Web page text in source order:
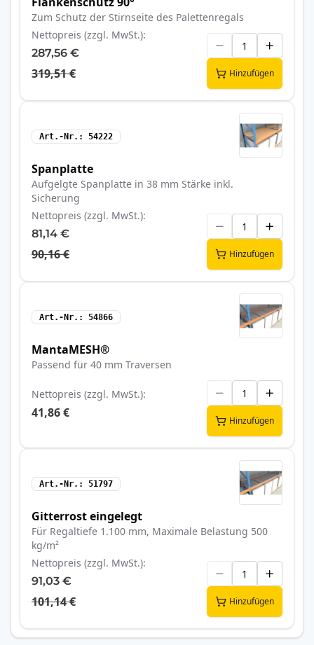
Zum Schutz der Stirnseite des Palettenregals
Nettopreis (zzgl. MwSt.)
287,56 €
319,51 € Hinzufügen
Art.-Nr. 54222
Spanplatte
Aufgelgte Spanplatte in 38 mm Stärke inkl.
Sicherung
Nettopreis (zzgl. MwSt.)
81,14 €
90,16 € Hinzufügen
Art.-Nr. 54866
MantaMESH®
Passend für 40 mm Traversen
Nettopreis (zzgl. MwSt.)
41,86 €
Hinzufügen
Art.-Nr. 51797
Gitterrost eingelegt
Für Regaltiefe 1.100 mm, Maximale Belastung 500
kg/m²
Nettopreis (zzgl. MwSt.)
91,03 €
101,14 € Hinzufügen